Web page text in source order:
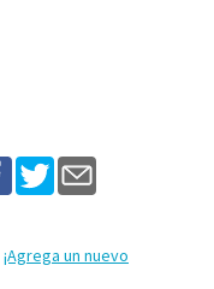
¡Agrega un nuevo